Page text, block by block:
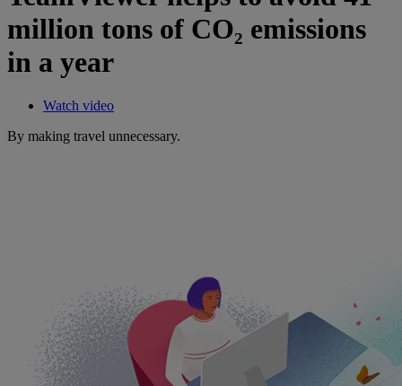
million tons of CO₂ emissions
in a year
Watch video
By making travel unnecessary​.